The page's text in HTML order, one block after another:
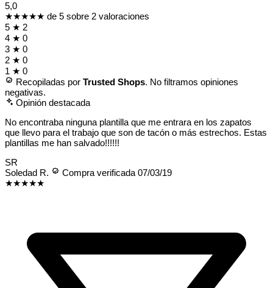
5,0
★★★★★ de 5 sobre 2 valoraciones
5 ★ 2
4 ★ 0
3 ★ 0
2 ★ 0
1 ★ 0
Recopiladas por Trusted Shops. No filtramos opiniones
negativas.
Opinión destacada
No encontraba ninguna plantilla que me entrara en los zapatos
que llevo para el trabajo que son de tacón o más estrechos. Estas
plantillas me han salvado!!!!!!
SR
Soledad R.
Compra verificada 07/03/19
★★★★★